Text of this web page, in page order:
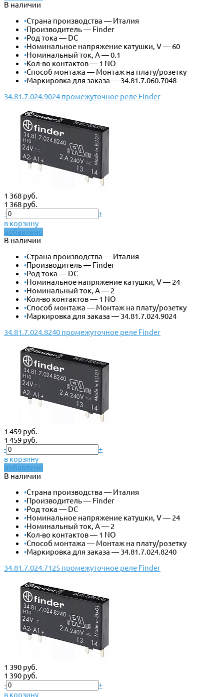
В наличии
•Страна производства — Италия
•Производитель — Finder
•Род тока — DC
•Номинальное напряжение катушки, V — 60
•Номинальный ток, А — 0.1
•Кол-во контактов — 1 NO
•Способ монтажа — Монтаж на плату/розетку
•Маркировка для заказа — 34.81.7.060.7048
34.81.7.024.9024 промежуточное реле Finder
1 368 руб.
1 368 руб.
-
+
в корзину
добавлено
В наличии
•Страна производства — Италия
•Производитель — Finder
•Род тока — DC
•Номинальное напряжение катушки, V — 24
•Номинальный ток, А — 2
•Кол-во контактов — 1 NO
•Способ монтажа — Монтаж на плату/розетку
•Маркировка для заказа — 34.81.7.024.9024
34.81.7.024.8240 промежуточное реле Finder
1 459 руб.
1 459 руб.
-
+
в корзину
добавлено
В наличии
•Страна производства — Италия
•Производитель — Finder
•Род тока — DC
•Номинальное напряжение катушки, V — 24
•Номинальный ток, А — 2
•Кол-во контактов — 1 NO
•Способ монтажа — Монтаж на плату/розетку
•Маркировка для заказа — 34.81.7.024.8240
34.81.7.024.7125 промежуточное реле Finder
1 390 руб.
1 390 руб.
-
+
в корзину